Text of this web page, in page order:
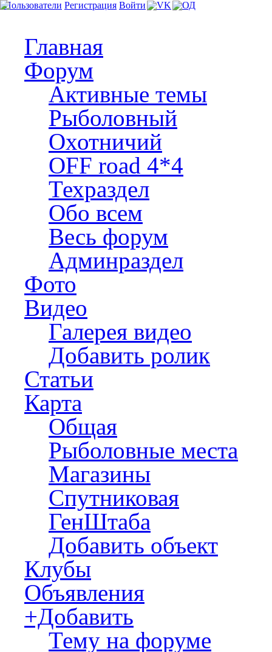
Пользователи Регистрация Войти
Главная
Форум
Активные темы
Рыболовный
Охотничий
OFF road 4*4
Техраздел
Обо всем
Весь форум
Админраздел
Фото
Видео
Галерея видео
Добавить ролик
Статьи
Карта
Общая
Рыболовные места
Магазины
Спутниковая
ГенШтаба
Добавить объект
Клубы
Объявления
+Добавить
Тему на форуме